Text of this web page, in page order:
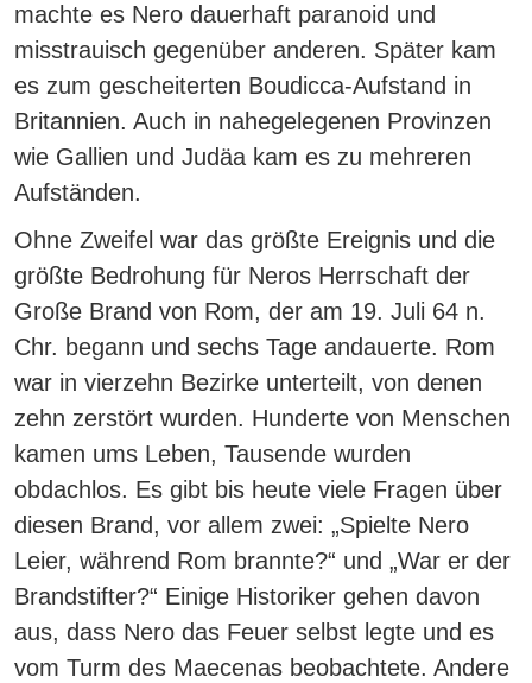
machte es Nero dauerhaft paranoid und
misstrauisch gegenüber anderen. Später kam
es zum gescheiterten Boudicca-Aufstand in
Britannien. Auch in nahegelegenen Provinzen
wie Gallien und Judäa kam es zu mehreren
Aufständen.
Ohne Zweifel war das größte Ereignis und die
größte Bedrohung für Neros Herrschaft der
Große Brand von Rom, der am 19. Juli 64 n.
Chr. begann und sechs Tage andauerte. Rom
war in vierzehn Bezirke unterteilt, von denen
zehn zerstört wurden. Hunderte von Menschen
kamen ums Leben, Tausende wurden
obdachlos. Es gibt bis heute viele Fragen über
diesen Brand, vor allem zwei: „Spielte Nero
Leier, während Rom brannte?“ und „War er der
Brandstifter?“ Einige Historiker gehen davon
aus, dass Nero das Feuer selbst legte und es
vom Turm des Maecenas beobachtete. Andere